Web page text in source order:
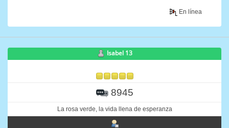
En línea
Isabel 13
8945
La rosa verde, la vida llena de esperanza